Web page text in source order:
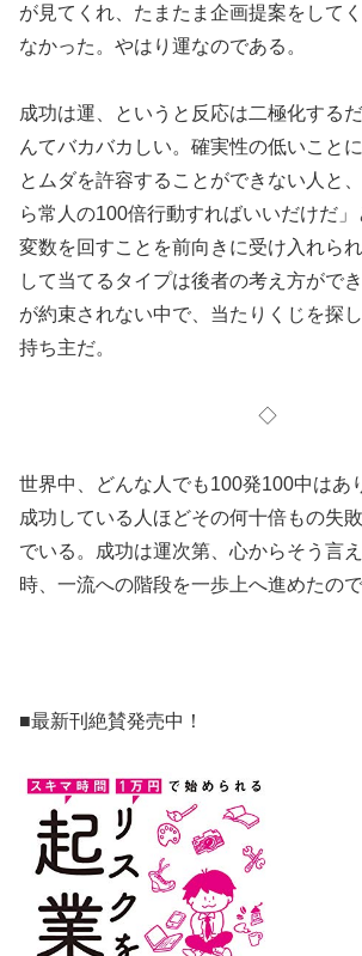
が見てくれ、たまたま企画提案をして
なかった。やはり運なのである。
成功は運、というと反応は二極化する
んてバカバカしい。確実性の低いこと
とムダを許容することができない人と
ら常人の100倍行動すればいいだけだ
変数を回すことを前向きに受け入れら
して当てるタイプは後者の考え方がで
が約束されない中で、当たりくじを探
持ち主だ。
◇
世界中、どんな人でも100発100中はあ
成功している人ほどその何十倍もの失
でいる。成功は運次第、心からそう言
時、一流への階段を一歩上へ進めたの
■最新刊絶賛発売中！